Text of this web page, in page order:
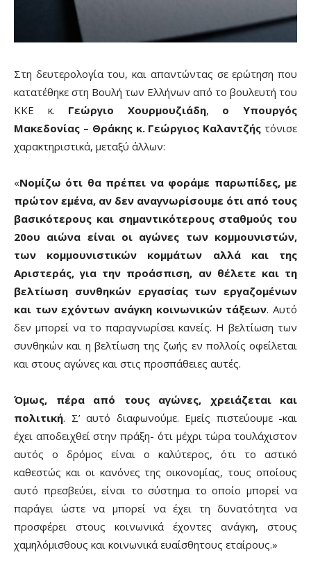
Στη δευτερολογία του, και απαντώντας σε ερώτηση που
κατατέθηκε στη Βουλή των Ελλήνων από το βουλευτή του
ΚΚΕ κ. Γεώργιο Χουρμουζιάδη, ο Υπουργός
Μακεδονίας – Θράκης κ. Γεώργιος Καλαντζής τόνισε
χαρακτηριστικά, μεταξύ άλλων:
«Nομίζω ότι θα πρέπει να φοράμε παρωπίδες, με
πρώτον εμένα, αν δεν αναγνωρίσουμε ότι από τους
βασικότερους και σημαντικότερους σταθμούς του
20ου αιώνα είναι οι αγώνες των κομμουνιστών,
των κομμουνιστικών κομμάτων αλλά και της
Αριστεράς, για την προάσπιση, αν θέλετε και τη
βελτίωση συνθηκών εργασίας των εργαζομένων
και των εχόντων ανάγκη κοινωνικών τάξεων. Αυτό
δεν μπορεί να το παραγνωρίσει κανείς. Η βελτίωση των
συνθηκών και η βελτίωση της ζωής εν πολλοίς οφείλεται
και στους αγώνες και στις προσπάθειες αυτές.
Όμως, πέρα από τους αγώνες, χρειάζεται και
πολιτική. Σ’ αυτό διαφωνούμε. Εμείς πιστεύουμε -και
έχει αποδειχθεί στην πράξη- ότι μέχρι τώρα τουλάχιστον
αυτός ο δρόμος είναι ο καλύτερος, ότι το αστικό
καθεστώς και οι κανόνες της οικονομίας, τους οποίους
αυτό πρεσβεύει, είναι το σύστημα το οποίο μπορεί να
παράγει ώστε να μπορεί να έχει τη δυνατότητα να
προσφέρει στους κοινωνικά έχοντες ανάγκη, στους
χαμηλόμισθους και κοινωνικά ευαίσθητους εταίρους.»